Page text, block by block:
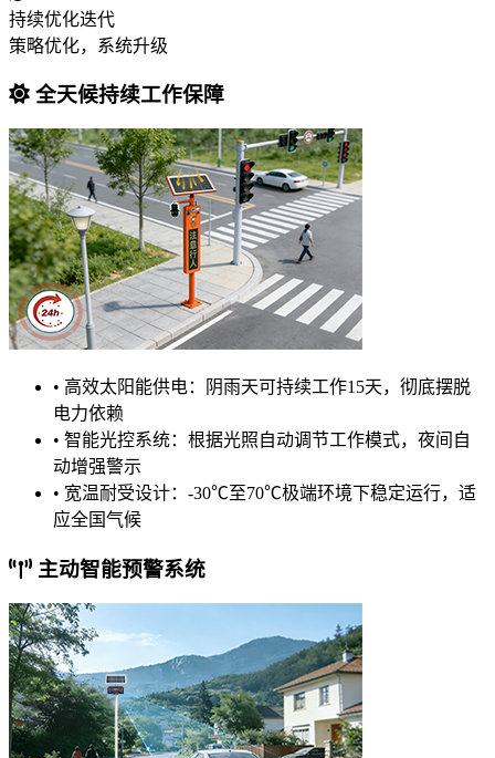
持续优化迭代
策略优化，系统升级
全天候持续工作保障
• 高效太阳能供电：阴雨天可持续工作15天，彻底摆脱
电力依赖
• 智能光控系统：根据光照自动调节工作模式，夜间自
动增强警示
• 宽温耐受设计：-30℃至70℃极端环境下稳定运行，适
应全国气候
主动智能预警系统